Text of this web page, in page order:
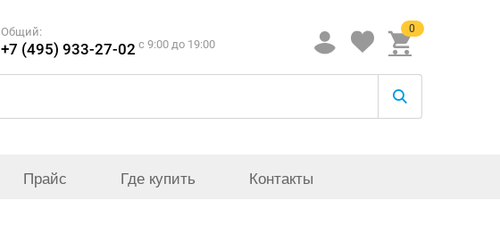
Общий:
+7 (495) 933-27-02 c 9:00 до 19:00
0
Прайс Где купить Контакты